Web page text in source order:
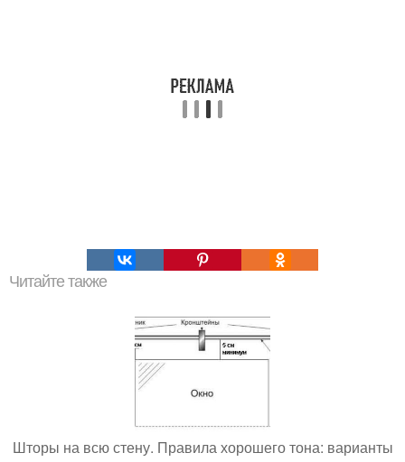
Читайте также
Шторы на всю стену. Правила хорошего тона: варианты